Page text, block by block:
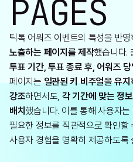
PAGES
틱톡 어워즈 이벤트의 특성을 반
노출하는 페이지를 제작했습니다.
투표 기간, 투표 종료 후, 어워즈 당
페이지는일관된 키 비주얼을 유
강조하면서도, 각 기간에 맞는 정
배치했습니다. 이를 통해 사용자
필요한 정보를 직관적으로 확인할
사용자 경험을 명확히 제공하도록